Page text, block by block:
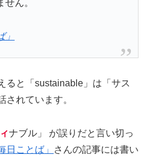
ん。
」
ると「sustainable」は「サス
されています。
ナブル」 が誤りだと言い切っ
日ことば」
さんの記事には書い